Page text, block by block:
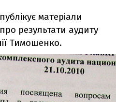
матеріали
результати аудиту
Тимошенко.